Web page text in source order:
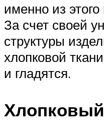
именно из
За счет своей
структуры
хлопковой
и гладятся.